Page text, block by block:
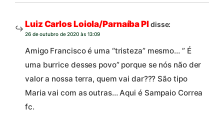
Luiz Carlos Loiola/Parnaíba PIdisse:
26 de outubro de 2020 às 13:09
Amigo Francisco é uma “tristeza” mesmo… ” É
uma burrice desses povo” porque se nós não der
valor a nossa terra, quem vai dar??? São tipo
Maria vai com as outras… Aqui é Sampaio Correa
fc.